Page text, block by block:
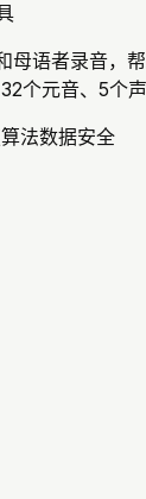
母语者录音，
个元音、5个声
法数据安全